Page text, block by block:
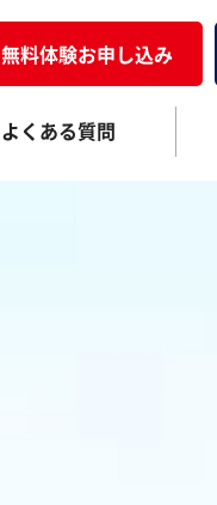
無料体験お申し込み
よくある質問